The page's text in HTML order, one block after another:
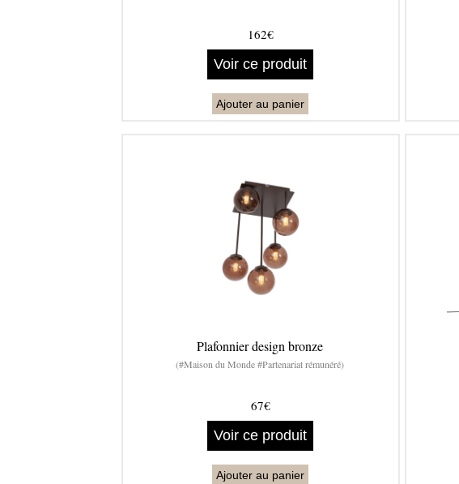
162€
Voir ce produit
Ajouter au panier
Plafonnier design bronze
(#Maison du Monde #Partenariat rémunéré)
67€
Voir ce produit
Ajouter au panier